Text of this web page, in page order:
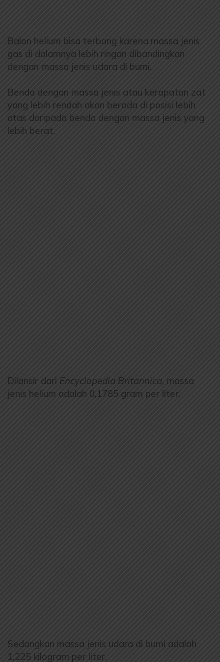
Balon helium bisa terbang karena massa jenis
gas di dalamnya lebih ringan dibandingkan
dengan massa jenis udara di bumi.
Benda dengan massa jenis atau kerapatan zat
yang lebih rendah akan berada di posisi lebih
atas daripada benda dengan massa jenis yang
lebih berat.
Dilansir dari Encyclopedia Britannica, massa
jenis helium adalah 0,1785 gram per liter.
Sedangkan massa jenis udara di bumi adalah
1,225 kilogram per liter.